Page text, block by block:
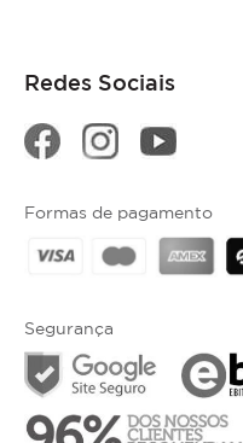
Redes Sociais
Segurança
Formas de pagamento